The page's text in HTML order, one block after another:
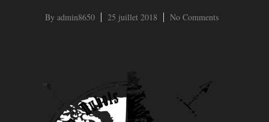
By admin8650 25 juillet 2018 No Comments